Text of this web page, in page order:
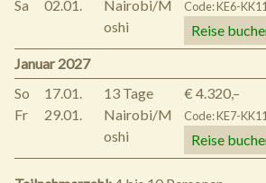
Sa
02.01.
Nairobi/M
oshi
Code: KE6-
Reise
Januar 2027
So
Fr
17.01.
29.01.
13 Tage
Nairobi/M
oshi
€ 4.320,–
Code: KE7-
Reise